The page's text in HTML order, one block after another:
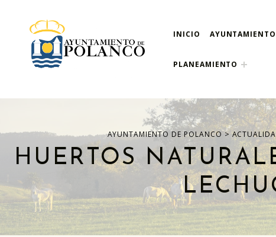
ayuntamiento de
AYUNTAMIENTO DE POLANCO
INICIO AYUNTAMIENTO
PLANEAMIENTO
AYUNTAMIENTO DE POLANCO>
HUERTOS